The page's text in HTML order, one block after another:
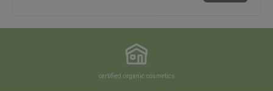
certified organic cosmetics